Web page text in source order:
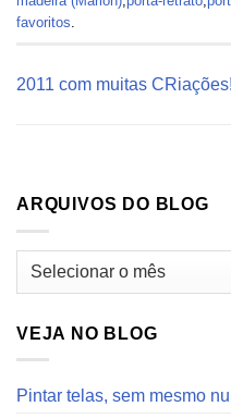
favoritos
2011 com muitas CRiações!
ARQUIVOS DO BLOG
Arquivos
VEJA NO BLOG
Pintar telas, sem mesmo